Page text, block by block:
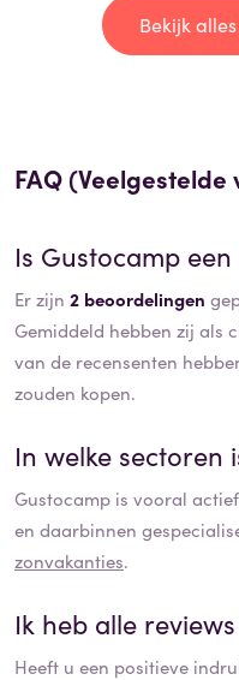
Bekijk
FAQ
Is Gustocamp
Er zijn 2 beoordelingen
Gemiddeld hebben zij als
van de recensenten
zouden kopen.
In welke sectoren
Gustocamp is vooral
en daarbinnen
zonvakanties.
Ik heb alle
Heeft u een positieve